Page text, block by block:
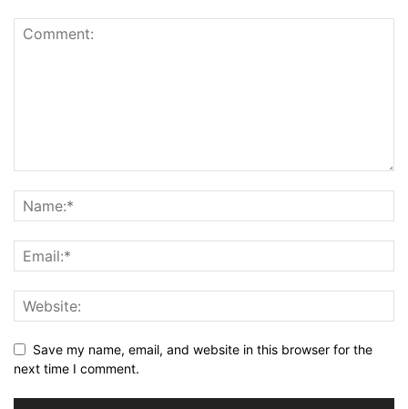
Save my name, email, and website in this browser for the
next time I comment.